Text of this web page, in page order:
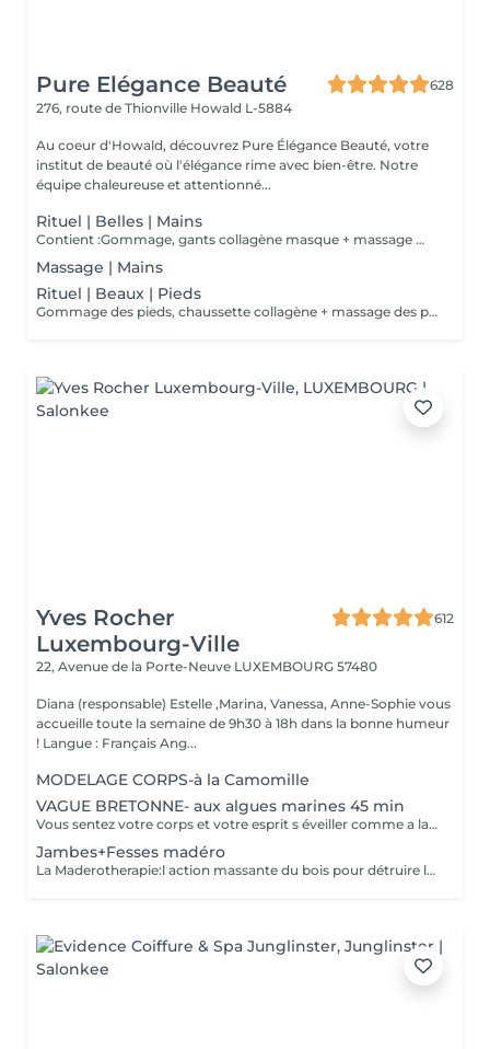
Pure Elégance Beauté
628
276, route de Thionville Howald L-5884
Au coeur d'Howald, découvrez Pure Élégance Beauté, votre
institut de beauté où l'élégance rime avec bien-être. Notre
équipe chaleureuse et attentionné...
Rituel | Belles | Mains
Contient :Gommage, gants collagène masque + massage mains
Massage | Mains
Rituel | Beaux | Pieds
Gommage des pieds, chaussette collagène + massage des pieds
Yves Rocher
Luxembourg-Ville
612
22, Avenue de la Porte-Neuve LUXEMBOURG 57480
Diana (responsable) Estelle ,Marina, Vanessa, Anne-Sophie vous
accueille toute la semaine de 9h30 à 18h dans la bonne humeur
! Langue : Français Ang...
MODELAGE CORPS-à la Camomille
VAGUE BRETONNE- aux algues marines 45 min
Vous sentez votre corps et votre esprit s éveiller comme a la suite d un bain dans l OCEAN. Vous vous tonicité et leur confort. sentez légère et revitalisée. Vos jambes retrouvent leur tonicité et leur confort
Jambes+Fesses madéro
La Maderotherapie:l action massante du bois pour détruire la cellulite. *Active la circulation sanguine et lymphatique *Réduit les tensions musculaires. *Raffermie et tonifie la peau.